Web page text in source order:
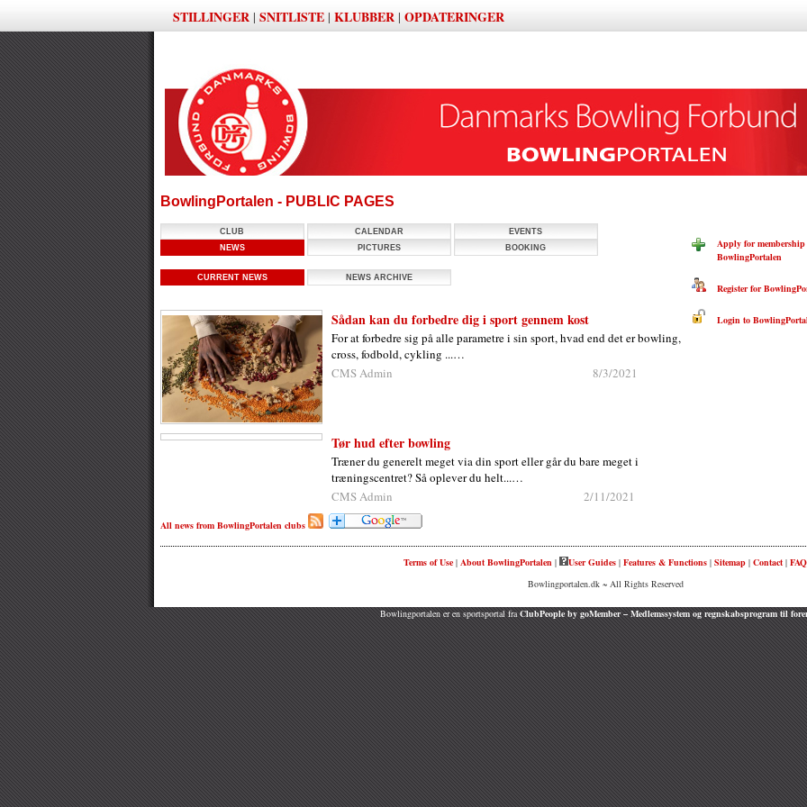
STILLINGER | SNITLISTE | KLUBBER | OPDATERINGER
BowlingPortalen - PUBLIC PAGES
CLUB CALENDAR
EVENTS
NEWS
PICTURES BOOKING
CURRENT NEWS NEWS ARCHIVE
Sådan kan du forbedre dig i sport gennem kost
For at forbedre sig på alle parametre i sin sport, hvad end det er bowling,
cross, fodbold, cykling ...…
CMS Admin
8/3/2021
Tør hud efter bowling
Træner du generelt meget via din sport eller går du bare meget i
træningscentret? Så oplever du helt...…
CMS Admin
2/11/2021
All news from BowlingPortalen clubs
Apply for
BowlingPortalen
Register for
Login to
Terms of Use | About BowlingPortalen | User Guides | Features & Functions | Sitemap | Contact | FAQ
Bowlingportalen.dk ~ All Rights Reserved
Bowlingportalen er en sportsportal fraClubPeople by goMember – Medlemssystem og regnskabsprogram til